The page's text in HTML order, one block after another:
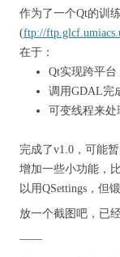
作为了一个Qt的训
(ftp://
在于：
Qt实现跨平
调用GDAL完
可变线程来处
完成了v1.0，可能
增加一些小功能，
以用QSettings，但
放一个截图吧，已
——